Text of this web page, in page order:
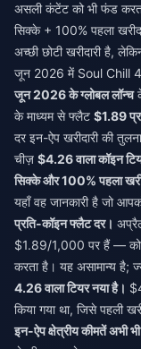
असली कंटेंट को भी फंड
सिक्के + 100% पहला
अच्छी छोटी खरीदारी है,
जून 2026 में Soul Chill
जून 2026 के ग्लोबल लॉन्च
के माध्यम से फ्लैट $1.89
दर इन-ऐप खरीदारी की
चीज़ $4.26 वाला कॉइन
सिक्के और 100% पहला
यहाँ वह जानकारी है जो
प्रति-कॉइन फ्लैट दर।
$1.89/1,000 पर हैं —
करता है। यह असामान्य है;
4.26 वाला टियर नया है।
किया गया था, जिसे पहली
इन-ऐप क्षेत्रीय कीमतें अभी